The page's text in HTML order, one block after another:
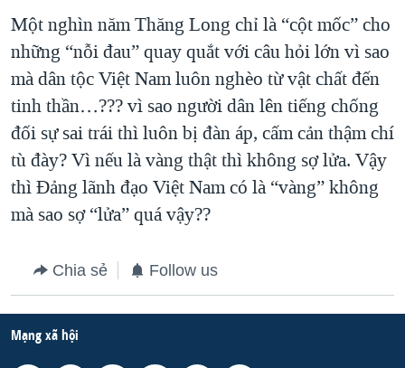
Một nghìn năm Thăng Long chỉ là “cột mốc” cho
những “nỗi đau” quay quắt với câu hỏi lớn vì sao
mà dân tộc Việt Nam luôn nghèo từ vật chất đến
tinh thần…??? vì sao người dân lên tiếng chống
đối sự sai trái thì luôn bị đàn áp, cấm cản thậm chí
tù đày? Vì nếu là vàng thật thì không sợ lửa. Vậy
thì Đảng lãnh đạo Việt Nam có là “vàng” không
mà sao sợ “lửa” quá vậy??
Chia sẻ Follow us
Mạng xã hội